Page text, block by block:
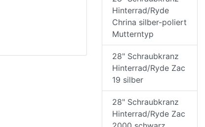
Hinterrad/Ryde
Chrina silber-poliert
Mutterntyp
28" Schraubkranz
Hinterrad/Ryde Zac
19 silber
28" Schraubkranz
Hinterrad/Ryde Zac